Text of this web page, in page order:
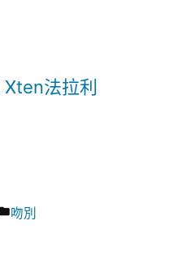
Xten法拉利
分
吻別